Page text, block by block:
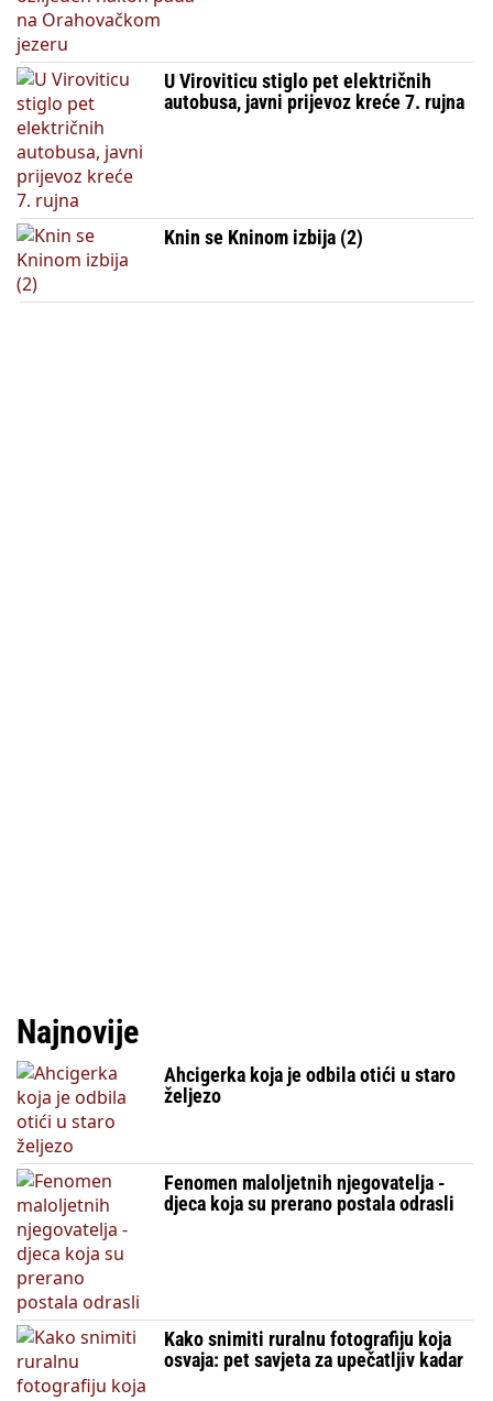
U Viroviticu stiglo pet električnih
autobusa, javni prijevoz kreće 7. rujna
Knin se Kninom izbija (2)
Najnovije
Ahcigerka koja je odbila otići u staro
željezo
Fenomen maloljetnih njegovatelja -
djeca koja su prerano postala odrasli
Kako snimiti ruralnu fotografiju koja
osvaja: pet savjeta za upečatljiv kadar